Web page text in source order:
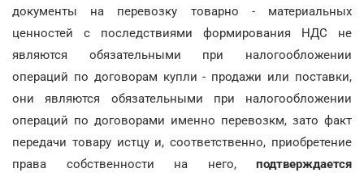
документы на перевозку товарно - материальных
ценностей с последствиями формирования НДС не
являются обязательными при налогообложении
операций по договорам купли - продажи или поставки,
они являются обязательными при налогообложении
операций по договорами именно перевозкм, зато факт
передачи товару истцу и, соответственно, приобретение
права собственности на него, подтверждается